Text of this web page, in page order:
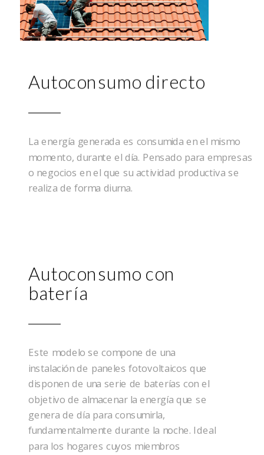
Autoconsumo directo
La energía generada es consumida en el mismo
momento, durante el día. Pensado para empresas
o negocios en el que su actividad productiva se
realiza de forma diurna.
Autoconsumo con
batería
Este modelo se compone de una
instalación de paneles fotovoltaicos que
disponen de una serie de baterías con el
objetivo de almacenar la energía que se
genera de día para consumirla,
fundamentalmente durante la noche. Ideal
para los hogares cuyos miembros